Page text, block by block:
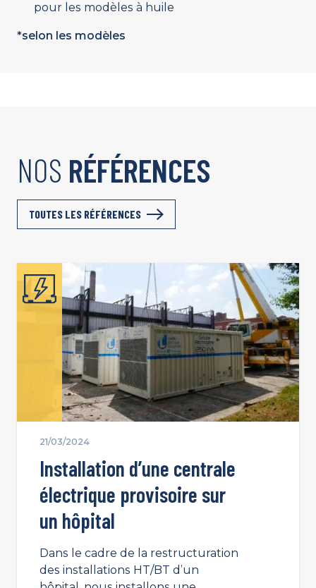
pour les modèles à huile
*selon les modèles
NOS RÉFÉRENCES
TOUTES LES RÉFÉRENCES
21/03/2024
Installation d’une centrale
électrique provisoire sur
un hôpital
Dans le cadre de la restructuration
des installations HT/BT d’un